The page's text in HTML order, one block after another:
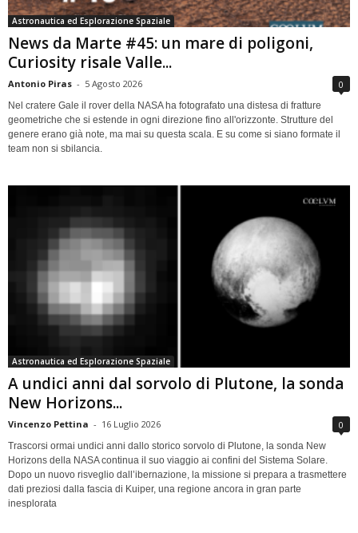
Astronautica ed Esplorazione Spaziale
News da Marte #45: un mare di poligoni,
Curiosity risale Valle...
Antonio Piras - 5 Agosto 2026 0
Nel cratere Gale il rover della NASA ha fotografato una distesa di fratture
geometriche che si estende in ogni direzione fino all'orizzonte. Strutture del
genere erano già note, ma mai su questa scala. E su come si siano formate il
team non si sbilancia.
Astronautica ed Esplorazione Spaziale
A undici anni dal sorvolo di Plutone, la sonda
New Horizons...
Vincenzo Pettina - 16 Luglio 2026 0
Trascorsi ormai undici anni dallo storico sorvolo di Plutone, la sonda New
Horizons della NASA continua il suo viaggio ai confini del Sistema Solare.
Dopo un nuovo risveglio dall’ibernazione, la missione si prepara a trasmettere
dati preziosi dalla fascia di Kuiper, una regione ancora in gran parte
inesplorata